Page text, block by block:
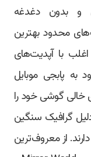
و بدون دغدغه
محدود بهترین
با آپدیت‌های
به پابجی موبایل
خالی گوشی خود را
گرافیک سنگین
از معروف‌ترین